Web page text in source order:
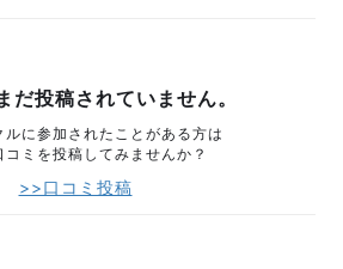
だ投稿されていません。
ルに参加されたことがある方は
コミを投稿してみませんか？
>>口コミ投稿